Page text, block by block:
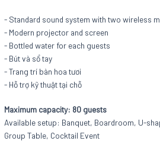
- Standard sound system with two wireless
- Modern projector and screen
- Bottled water for each guests
- Bút và sổ tay
- Trang trí bàn hoa tươi
- Hỗ trợ kỹ thuật tại chỗ
Maximum capacity: 80 guests
Available setup: Banquet, Boardroom, U-
Group Table, Cocktail Event